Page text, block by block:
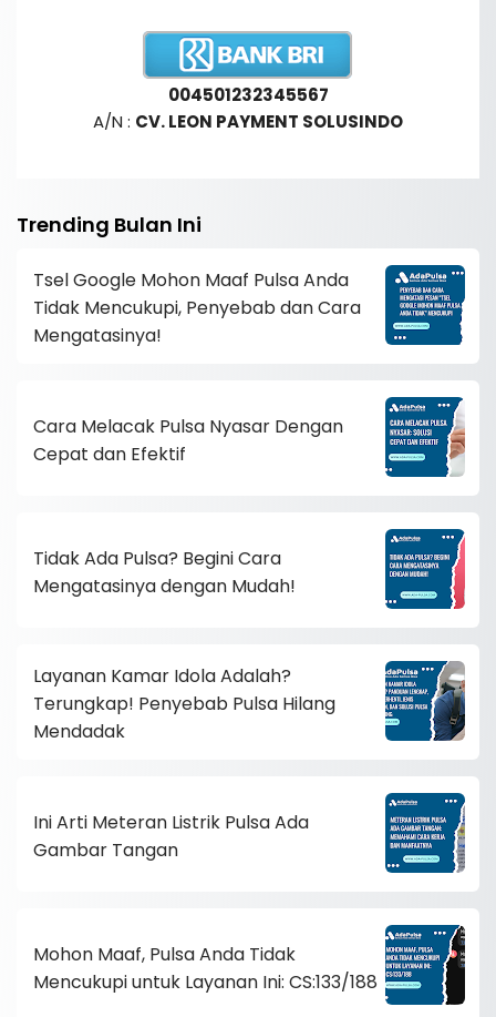
004501232345567
A/N : CV. LEON PAYMENT SOLUSINDO
Trending Bulan Ini
Tsel Google Mohon Maaf Pulsa Anda
Tidak Mencukupi, Penyebab dan Cara
Mengatasinya!
Cara Melacak Pulsa Nyasar Dengan
Cepat dan Efektif
Tidak Ada Pulsa? Begini Cara
Mengatasinya dengan Mudah!
Layanan Kamar Idola Adalah?
Terungkap! Penyebab Pulsa Hilang
Mendadak
Ini Arti Meteran Listrik Pulsa Ada
Gambar Tangan
Mohon Maaf, Pulsa Anda Tidak
Mencukupi untuk Layanan Ini: CS:133/188